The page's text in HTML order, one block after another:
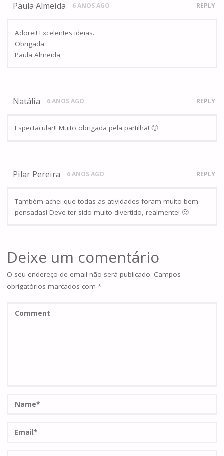
Paula Almeida 6 ANOS AGO REPLY
Adorei! Excelentes ideias.
Obrigada
Paula Almeida
Natália 6 ANOS AGO REPLY
Espectacular!! Muito obrigada pela partilha! 🙂
Pilar Pereira 6 ANOS AGO REPLY
Também achei que todas as atividades foram muito bem
pensadas! Deve ter sido muito divertido, realmente! 🙂
Deixe um comentário
O seu endereço de email não será publicado. Campos
obrigatórios marcados com *